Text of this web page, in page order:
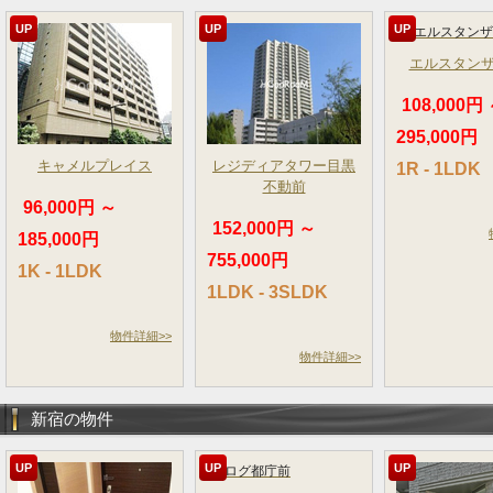
UP
キャメルプレイス
96,000円 ～
185,000円
1K - 1LDK
物件詳細>>
UP
レジディアタワー目黒
不動前
152,000円 ～
755,000円
1LDK - 3SLDK
物件詳細>>
UP
エルスタン
108,000円
295,000円
1R - 1LDK
新宿の物件
UP UP UP